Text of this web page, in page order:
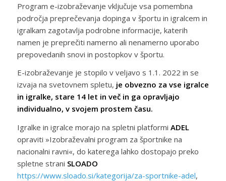
Program e-izobraževanje vključuje vsa pomembna
področja preprečevanja dopinga v športu in igralcem in
igralkam zagotavlja podrobne informacije, katerih
namen je preprečiti namerno ali nenamerno uporabo
prepovedanih snovi in postopkov v športu.
E-izobraževanje je stopilo v veljavo s 1.1. 2022 in se
izvaja na svetovnem spletu, je obvezno za vse igralce
in igralke, stare 14 let in več in ga opravljajo
individualno, v svojem prostem času.
Igralke in igralce morajo na spletni platformi ADEL
opraviti »Izobraževalni program za športnike na
nacionalni ravni«, do katerega lahko dostopajo preko
spletne strani SLOADO
https://www.sloado.si/kategorija/za-sportnike-adel,